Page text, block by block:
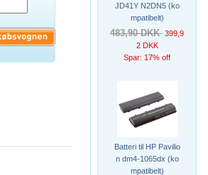
JD41Y N2DN5 (ko
mpatibelt)
483,90 DKK 399,9
2 DKK
Spar: 17% off
Batteri til HP Pavilio
n dm4-1065dx (ko
mpatibelt)